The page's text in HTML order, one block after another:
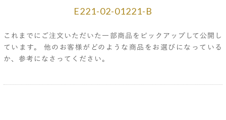
E221-02-01221-B
これまでにご注文いただいた一部商品をピックアップして公開し
ています。
他のお客様がどのような商品をお選びになっている
か、参考になさってください。